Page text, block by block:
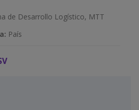
de Desarrollo Logístico, MTT
País